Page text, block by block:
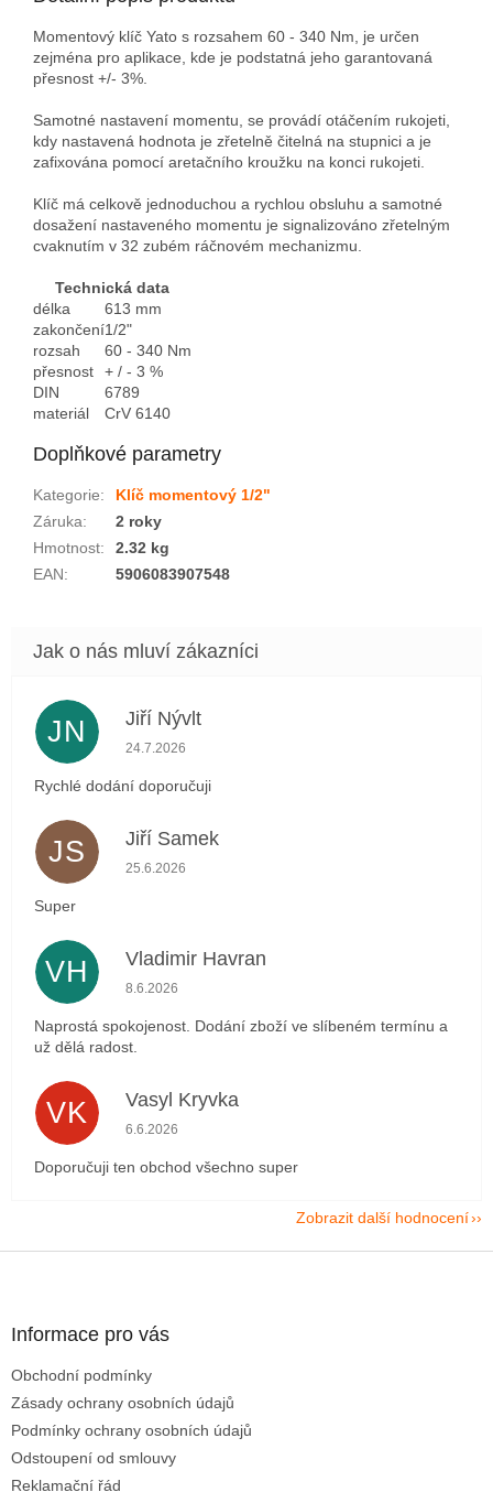
Momentový klíč Yato s rozsahem 60 - 340 Nm, je určen
zejména pro aplikace, kde je podstatná jeho garantovaná
přesnost +/- 3%.
Samotné nastavení momentu, se provádí otáčením rukojeti,
kdy nastavená hodnota je zřetelně čitelná na stupnici a je
zafixována pomocí aretačního kroužku na konci rukojeti.
Klíč má celkově jednoduchou a rychlou obsluhu a samotné
dosažení nastaveného momentu je signalizováno zřetelným
cvaknutím v 32 zubém ráčnovém mechanizmu.
Technická data
délka
613 mm
zakončení1/2"
rozsah
60 - 340 Nm
přesnost
+ / - 3 %
DIN
6789
materiál
CrV 6140
Doplňkové parametry
Kategorie:
Klíč momentový 1/2"
Záruka:
2 roky
Hmotnost:
2.32 kg
EAN: 5906083907548
JN Jiří Nývlt
Hodnocení obchodu je 5 z 5 hvězdiček.
24.7.2026
Rychlé dodání doporučuji
JS Jiří Samek
Hodnocení obchodu je 5 z 5 hvězdiček.
25.6.2026
Super
VH Vladimir Havran
Hodnocení obchodu je 5 z 5 hvězdiček.
8.6.2026
Naprostá spokojenost. Dodání zboží ve slíbeném termínu a
už dělá radost.
VK Vasyl Kryvka
Hodnocení obchodu je 5 z 5 hvězdiček.
6.6.2026
Doporučuji ten obchod všechno super
Zobrazit další hodnocení
Informace pro vás
Obchodní podmínky
Zásady ochrany osobních údajů
Podmínky ochrany osobních údajů
Odstoupení od smlouvy
Reklamační řád